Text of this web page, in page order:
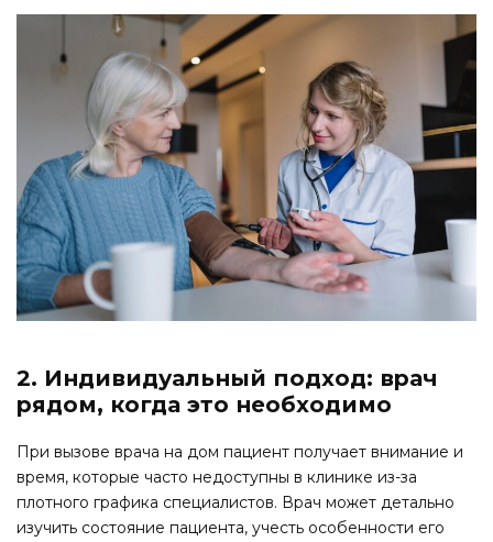
2. Индивидуальный подход: врач
рядом, когда это необходимо
При вызове врача на дом пациент получает внимание и
время, которые часто недоступны в клинике из-за
плотного графика специалистов. Врач может детально
изучить состояние пациента, учесть особенности его